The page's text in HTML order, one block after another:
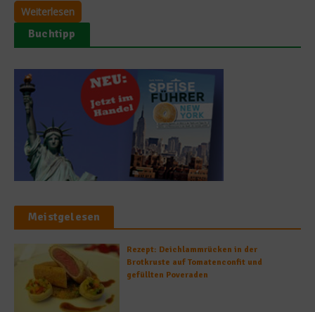
Weiterlesen
Buchtipp
Meistgelesen
Rezept: Deichlammrücken in der
Brotkruste auf Tomatenconfit und
gefüllten Poveraden